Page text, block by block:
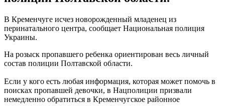
В Кременчуге исчез новорожденный младенец из
перинатального центра, сообщает Национальная полиция
Украины.
На розыск пропавшего ребенка ориентирован весь личный
состав полиции Полтавской области.
Если у кого есть любая информация, которая может помочь в
поисках пропавшей девочки, в Нацполиции призвали
немедленно обратиться в Кременчугское районное